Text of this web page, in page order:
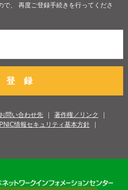
で、 再度ご登録手続きを行ってくださ
登 録
お問い合わせ先
著作権／リンク
情報セキュリティ基本方針